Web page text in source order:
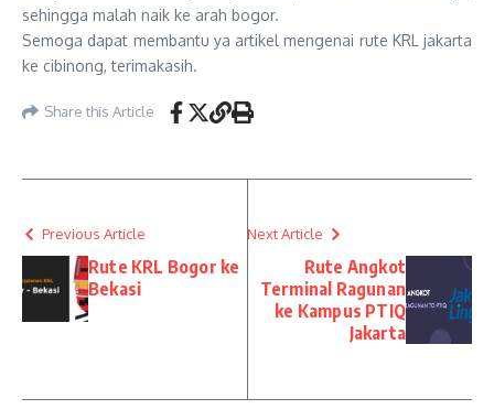
sehingga malah naik ke arah bogor.
Semoga dapat membantu ya artikel mengenai rute KRL jakarta
ke cibinong, terimakasih.
Share this Article
Previous Article
Rute KRL Bogor ke
Bekasi
Next Article
Rute Angkot
Terminal Ragunan
ke Kampus PTIQ
Jakarta